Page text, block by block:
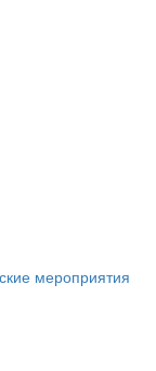
мероприятия